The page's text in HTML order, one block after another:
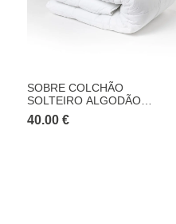
SOBRE COLCHÃO
SOLTEIRO ALGODÃO
PERCAL TOP 100X200CM
40.00 €